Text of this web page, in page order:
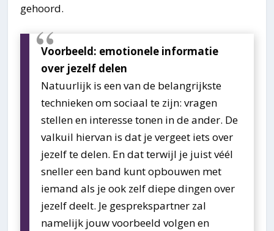
gehoord.
Voorbeeld: emotionele informatie
over jezelf delen
Natuurlijk is een van de belangrijkste
technieken om sociaal te zijn: vragen
stellen en interesse tonen in de ander. De
valkuil hiervan is dat je vergeet iets over
jezelf te delen. En dat terwijl je juist véél
sneller een band kunt opbouwen met
iemand als je ook zelf diepe dingen over
jezelf deelt. Je gesprekspartner zal
namelijk jouw voorbeeld volgen en